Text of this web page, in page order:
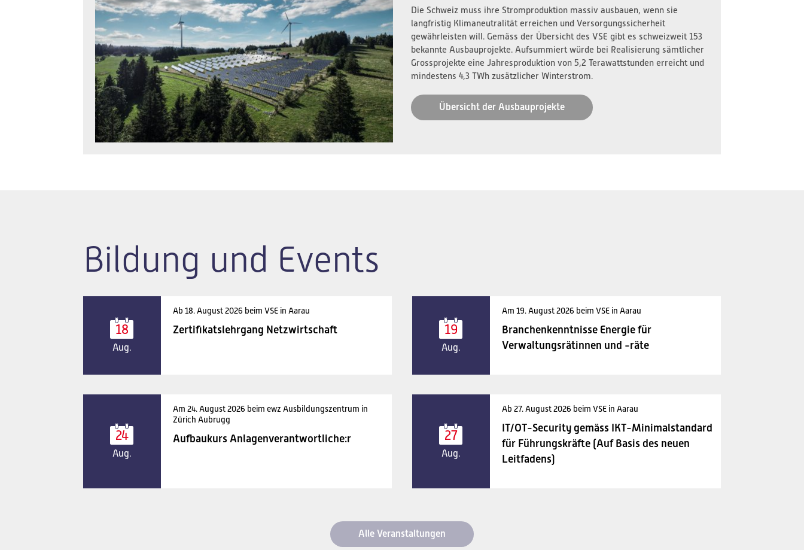
Die Schweiz muss ihre Stromproduktion massiv ausbauen, wenn sie
langfristig Klimaneutralität erreichen und Versorgungssicherheit
gewährleisten will. Gemäss der Übersicht des VSE gibt es schweizweit 153
bekannte Ausbauprojekte. Aufsummiert würde bei Realisierung sämtlicher
Grossprojekte eine Jahresproduktion von 5,2 Terawattstunden erreicht und
mindestens 4,3 TWh zusätzlicher Winterstrom.
Übersicht der Ausbauprojekte
Bildung und Events
18
Aug.
Ab 18. August 2026 beim VSE in Aarau
Zertifikatslehrgang Netzwirtschaft 19
Aug.
Am 19. August 2026 beim VSE in Aarau
Branchenkenntnisse Energie für
Verwaltungsrätinnen und -räte
24
Aug.
Am 24. August 2026 beim ewz Ausbildungszentrum in
Zürich Aubrugg
Aufbaukurs Anlagenverantwortliche:r 27
Aug.
Ab 27. August 2026 beim VSE in Aarau
IT/OT-Security gemäss IKT-Minimalstandard
für Führungskräfte (Auf Basis des neuen
Leitfadens)
Alle Veranstaltungen